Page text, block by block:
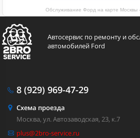
Обслуживание Форд на карте Москвы
Автосервис по ремонту и
автомобилей Ford
8 (929) 969-47-29
Схема проезда
Москва, ул. Автозаводская, 23, к.7
plus@2bro-service.ru